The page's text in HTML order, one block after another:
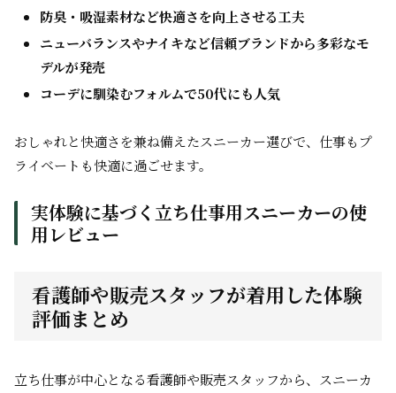
防臭・吸湿素材など快適さを向上させる工夫
ニューバランスやナイキなど信頼ブランドから多彩なモ
デルが発売
コーデに馴染むフォルムで50代にも人気
おしゃれと快適さを兼ね備えたスニーカー選びで、仕事もプ
ライベートも快適に過ごせます。
実体験に基づく立ち仕事用スニーカーの使
用レビュー
看護師や販売スタッフが着用した体験
評価まとめ
立ち仕事が中心となる看護師や販売スタッフから、スニーカ